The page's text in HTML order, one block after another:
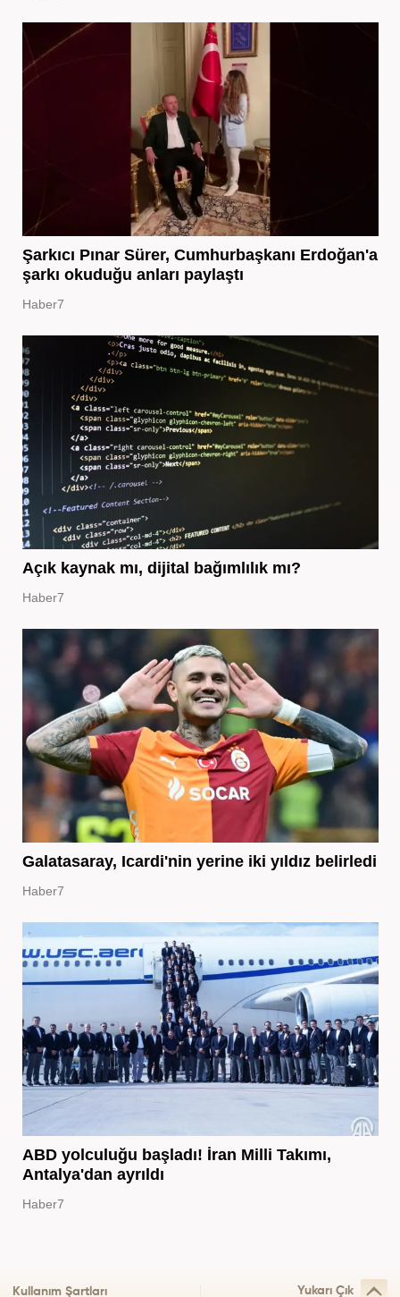
Şarkıcı Pınar Sürer, Cumhurbaşkanı Erdoğan'a
şarkı okuduğu anları paylaştı
Haber7
Açık kaynak mı, dijital bağımlılık mı?
Haber7
Galatasaray, Icardi'nin yerine iki yıldız belirledi
Haber7
ABD yolculuğu başladı! İran Milli Takımı,
Antalya'dan ayrıldı
Haber7
Kullanım Şartları Yukarı Çık